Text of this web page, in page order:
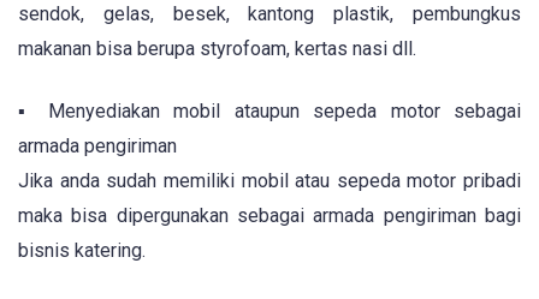
sendok, gelas, besek, kantong plastik, pembungkus
makanan bisa berupa styrofoam, kertas nasi dll.
▪ Menyediakan mobil ataupun sepeda motor sebagai
armada pengiriman
Jika anda sudah memiliki mobil atau sepeda motor pribadi
maka bisa dipergunakan sebagai armada pengiriman bagi
bisnis katering.